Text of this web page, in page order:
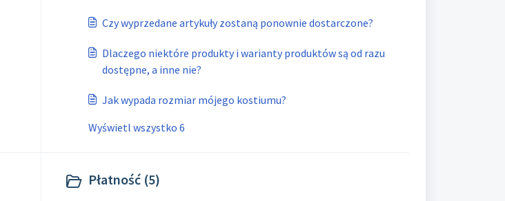
Czy wyprzedane artykuły zostaną ponownie dostarczone?
Dlaczego niektóre produkty i warianty produktów są od razu
dostępne, a inne nie?
Jak wypada rozmiar mójego kostiumu?
Wyświetl wszystko 6
Płatność (5)